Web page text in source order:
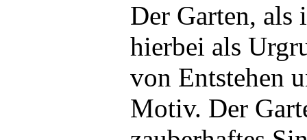
Der Garten, als
hierbei als
von Entstehen
Motiv. Der